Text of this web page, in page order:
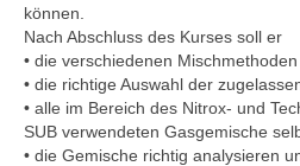
können.
Nach Abschluss des Kurses soll er
• die verschiedenen
• die richtige Auswahl der
• alle im Bereich des Nitrox- und
SUB verwendeten Gasgemische
• die Gemische richtig analysieren